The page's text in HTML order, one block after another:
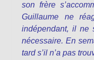
son frère
Guillaume ne
indépendant, il ne
nécessaire. En
tard s’il n’a pas